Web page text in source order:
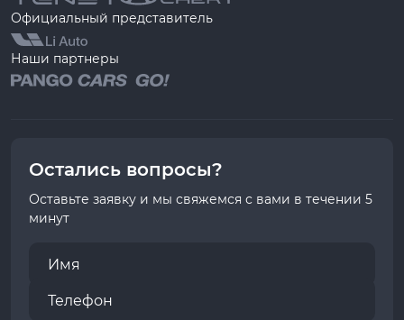
Официальный представитель
Наши партнеры
Остались вопросы?
Оставьте заявку и мы свяжемся с вами в течении 5
минут